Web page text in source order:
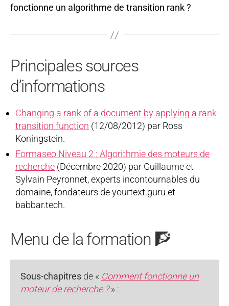
fonctionne un algorithme de transition rank ?
Principales sources
d’informations
Changing a rank of a document by applying a rank
transition function (12/08/2012) par Ross
Koningstein.
Formaseo Niveau 2 : Algorithmie des moteurs de
recherche (Décembre 2020) par Guillaume et
Sylvain Peyronnet, experts incontournables du
domaine, fondateurs de yourtext.guru et
babbar.tech.
Menu de la formation 🧗
Sous-chapitres de « Comment fonctionne un
moteur de recherche ?» :